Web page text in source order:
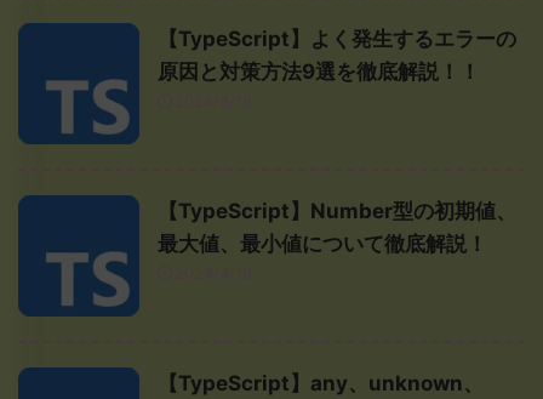
【TypeScript】よく発生するエラーの
原因と対策方法9選を徹底解説！！
【TypeScript】Number型の初期値、
最大値、最小値について徹底解説！
【TypeScript】any、unknown、